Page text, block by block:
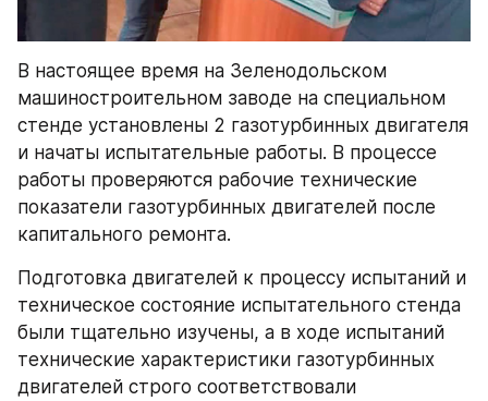
В настоящее время на Зеленодольском
машиностроительном заводе на специальном
стенде установлены 2 газотурбинных двигателя
и начаты испытательные работы. В процессе
работы проверяются рабочие технические
показатели газотурбинных двигателей после
капитального ремонта.
Подготовка двигателей к процессу испытаний и
техническое состояние испытательного стенда
были тщательно изучены, а в ходе испытаний
технические характеристики газотурбинных
двигателей строго соответствовали